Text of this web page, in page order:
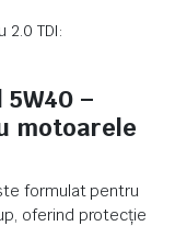
TDI:
5W40 –
motoarele
formulat pentru
oferind protecție